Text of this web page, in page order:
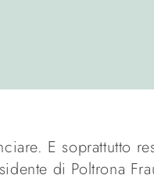
E soprattutto
di Poltrona